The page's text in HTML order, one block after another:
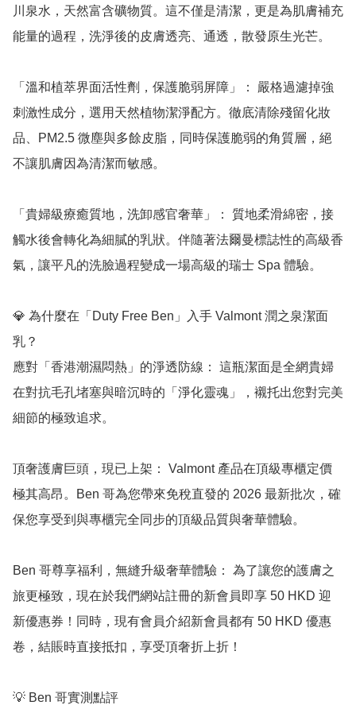
川泉水，天然富含礦物質。這不僅是清潔，更是為肌膚補充
能量的過程，洗淨後的皮膚透亮、通透，散發原生光芒。
「溫和植萃界面活性劑，保護脆弱屏障」： 嚴格過濾掉強
刺激性成分，選用天然植物潔淨配方。徹底清除殘留化妝
品、PM2.5 微塵與多餘皮脂，同時保護脆弱的角質層，絕
不讓肌膚因為清潔而敏感。
「貴婦級療癒質地，洗卸感官奢華」： 質地柔滑綿密，接
觸水後會轉化為細膩的乳狀。伴隨著法爾曼標誌性的高級香
氣，讓平凡的洗臉過程變成一場高級的瑞士 Spa 體驗。
💎 為什麼在「Duty Free Ben」入手 Valmont 潤之泉潔面
乳？
應對「香港潮濕悶熱」的淨透防線： 這瓶潔面是全網貴婦
在對抗毛孔堵塞與暗沉時的「淨化靈魂」，襯托出您對完美
細節的極致追求。
頂奢護膚巨頭，現已上架： Valmont 產品在頂級專櫃定價
極其高昂。Ben 哥為您帶來免稅直發的 2026 最新批次，確
保您享受到與專櫃完全同步的頂級品質與奢華體驗。
Ben 哥尊享福利，無縫升級奢華體驗： 為了讓您的護膚之
旅更極致，現在於我們網站註冊的新會員即享 50 HKD 迎
新優惠券！同時，現有會員介紹新會員都有 50 HKD 優惠
卷，結賬時直接抵扣，享受頂奢折上折！
💡 Ben 哥實測點評